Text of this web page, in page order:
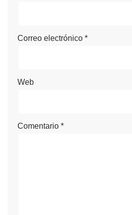
Correo electrónico *
Web
Comentario *